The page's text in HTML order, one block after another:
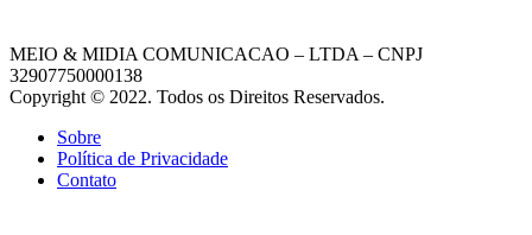
MEIO & MIDIA COMUNICACAO – LTDA – CNPJ
32907750000138
Copyright © 2022. Todos os Direitos Reservados.
Sobre
Política de Privacidade
Contato